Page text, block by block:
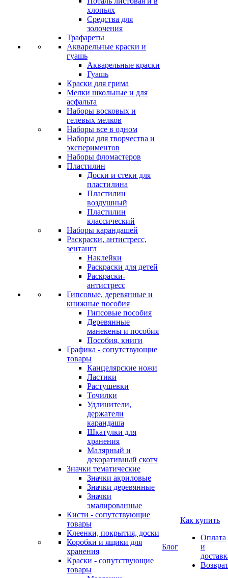
хлопьях
Средства для
золочения
Трафареты
Акварельные краски и
гуашь
Акварельные краски
Гуашь
Краски для грима
Мелки школьные и для
асфальта
Наборы восковых и
гелевых мелков
Наборы все в одном
Наборы для творчества и
экспериментов
Наборы фломастеров
Пластилин
Доски и стеки для
пластилина
Пластилин
воздушный
Пластилин
классический
Наборы карандашей
Раскраски, антистресс,
зентангл
Наклейки
Раскраски для детей
Раскраски-
антистресс
Гипсовые, деревянные и
книжные пособия
Гипсовые пособия
Деревянные
манекены и пособия
Пособия, книги
Графика - сопутствующие
товары
Канцелярские ножи
Ластики
Растушевки
Точилки
Удлинители,
держатели
карандаша
Шкатулки для
хранения
Малярный и
декоративный скотч
Значки тематические
Значки акриловые
Значки деревянные
Значки
эмалированные
Кисти - сопутствующие
товары
Клеенки, покрытия, доски
Коробки и ящики для
хранения
Краски - сопутствующие
товары
Блог
Как купить
Оплата
и
Возврат